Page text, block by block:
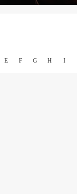
E F G H I